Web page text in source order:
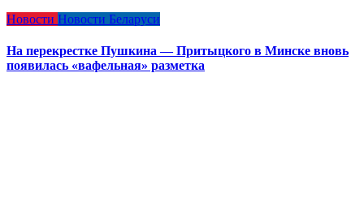
Новости Новости Беларуси
На перекрестке Пушкина — Притыцкого в Минске вновь
появилась «вафельная» разметка